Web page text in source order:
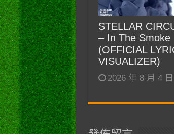
STELLAR
– In The Smoke
(OFFICIAL
VISUALIZER)
2026 年 8 月 4 日